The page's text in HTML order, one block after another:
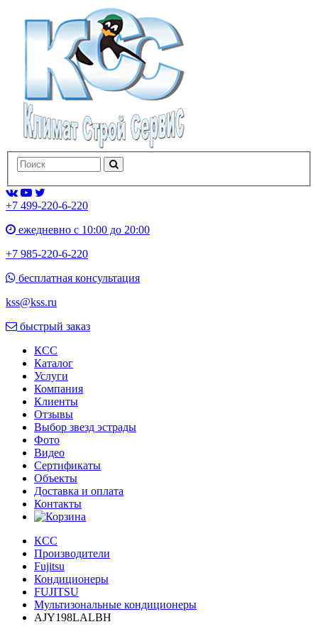
+7 499-220-6-220
ежедневно с 10:00 до 20:00
+7 985-220-6-220
бесплатная консультация
kss@kss.ru
быстрый заказ
КСС
Каталог
Услуги
Компания
Клиенты
Oтзывы
Выбор звезд эстрады
Фото
Видео
Сертификаты
Объекты
Доставка и оплата
Контакты
КСС
Производители
Fujitsu
Кондиционеры
FUJITSU
Мультизональные кондиционеры
AJY198LALBH